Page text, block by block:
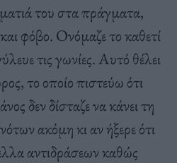
του στα πράγματα,
φόβο. Ονόμαζε το καθετί
τις γωνίες. Αυτό θέλει
το οποίο πιστεύω ότι
δεν δίσταζε να κάνει τη
ακόμη κι αν ήξερε ότι
αντιδράσεων καθώς